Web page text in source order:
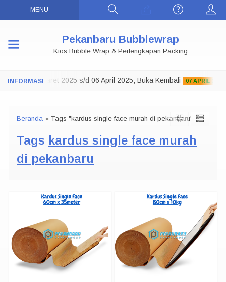
MENU
Pekanbaru Bubblewrap
Kios Bubble Wrap & Perlengkapan Packing
Tutup 29 Maret 2025 s/d 06 April 2025, Buka Kembali 07 APRIL 2025
Beranda » Tags "kardus single face murah di pekanbaru"
Tags kardus single face murah
di pekanbaru